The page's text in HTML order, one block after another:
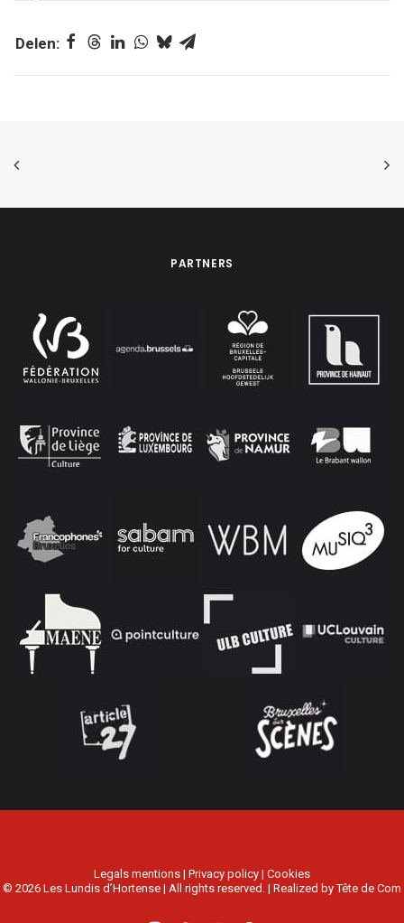
PARTNERS
Legals mentions | Privacy policy | Cookies
© 2026 Les Lundis d’Hortense | All rights reserved. | Realized byTête de Com